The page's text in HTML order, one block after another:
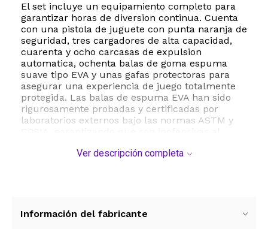
El set incluye un equipamiento completo para
garantizar horas de diversion continua. Cuenta
con una pistola de juguete con punta naranja de
seguridad, tres cargadores de alta capacidad,
cuarenta y ocho carcasas de expulsion
automatica, ochenta balas de goma espuma
suave tipo EVA y unas gafas protectoras para
asegurar una experiencia de juego totalmente
protegida. Las balas de espuma EVA han sido
rigurosamente probadas y certificadas por
laboratorios externos bajo las normas ASTM y
simula la accion de un disparo real expulsando
Ver descripción completa
Información del fabricante